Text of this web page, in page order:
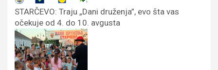
STARČEVO: Traju „Dani druženja”, evo šta vas
očekuje od 4. do 10. avgusta